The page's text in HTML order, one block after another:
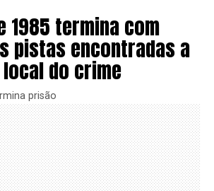
1985 termina com
pistas encontradas a
do crime
prisão